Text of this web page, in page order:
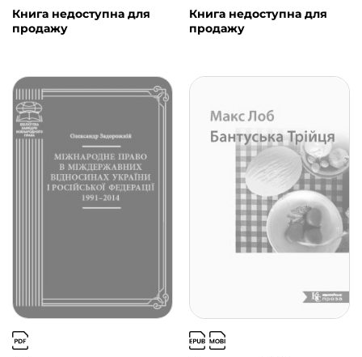
Книга недоступна для
продажу
Книга недоступна для
продажу